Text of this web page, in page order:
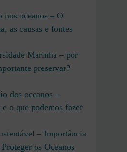
nos oceanos – O
as causas e fontes
Marinha – por
preservar?
dos oceanos –
e o que podemos fazer
– Importância
os Oceanos